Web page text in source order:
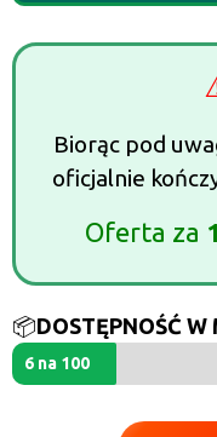
Biorąc pod
oficjalnie
Oferta za
📦DOSTĘPNOŚĆ
6 na 100